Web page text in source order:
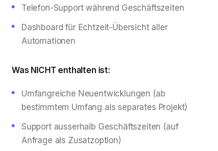
Telefon-Support während Geschäftszeiten
Dashboard für Echtzeit-Übersicht aller
Automationen
Was NICHT enthalten ist:
Umfangreiche Neuentwicklungen (ab
bestimmtem Umfang als separates Projekt)
Support ausserhalb Geschäftszeiten (auf
Anfrage als Zusatzoption)